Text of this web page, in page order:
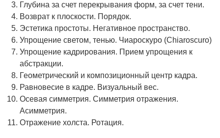
Глубина за счет перекрывания форм, за счет тени.
Возврат к плоскости. Порядок.
Эстетика простоты. Негативное пространство.
Упрощение светом, тенью. Чиароскуро (Chiaroscuro)
Упрощение кадрирования. Прием упрощения к
абстракции.
Геометрический и композиционный центр кадра.
Равновесие в кадре. Визуальный вес.
Осевая симметрия. Симметрия отражения.
Асимметрия.
Отражение холста. Ротация.